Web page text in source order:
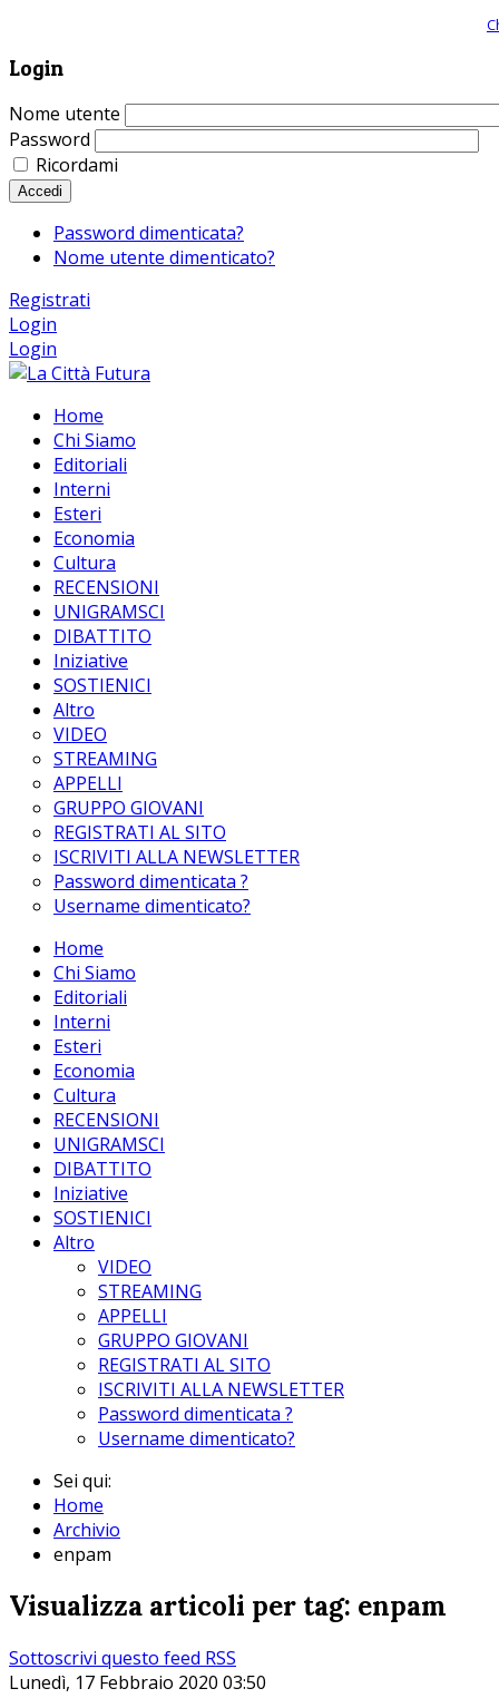
Login
Nome utente
Password
Ricordami
Accedi
Password dimenticata?
Nome utente dimenticato?
Registrati
Login
Login
Home
Chi Siamo
Editoriali
Interni
Esteri
Economia
Cultura
RECENSIONI
UNIGRAMSCI
DIBATTITO
Iniziative
SOSTIENICI
Altro
VIDEO
STREAMING
APPELLI
GRUPPO GIOVANI
REGISTRATI AL SITO
ISCRIVITI ALLA NEWSLETTER
Password dimenticata ?
Username dimenticato?
Home
Chi Siamo
Editoriali
Interni
Esteri
Economia
Cultura
RECENSIONI
UNIGRAMSCI
DIBATTITO
Iniziative
SOSTIENICI
Altro
VIDEO
STREAMING
APPELLI
GRUPPO GIOVANI
REGISTRATI AL SITO
ISCRIVITI ALLA NEWSLETTER
Password dimenticata ?
Username dimenticato?
Sei qui:
Home
Archivio
enpam
Visualizza articoli per tag: enpam
Sottoscrivi questo feed RSS
Lunedì, 17 Febbraio 2020 03:50